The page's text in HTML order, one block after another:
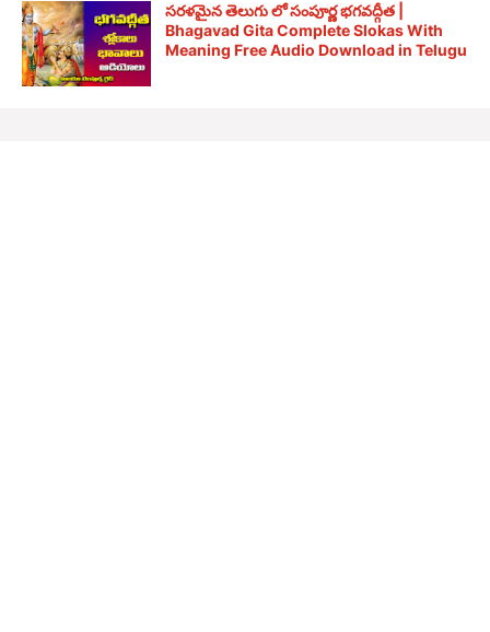
సరళమైన తెలుగు లో సంపూర్ణ భగవద్గీత |
Bhagavad Gita Complete Slokas With
Meaning Free Audio Download in Telugu